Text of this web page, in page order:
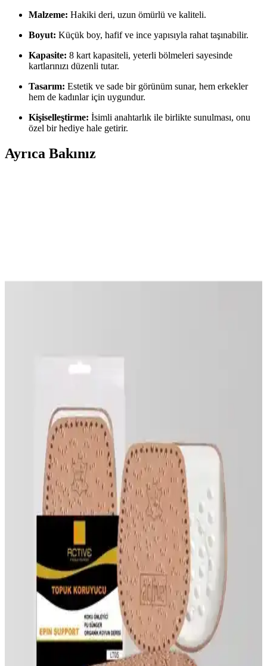
Malzeme: Hakiki deri, uzun ömürlü ve kaliteli.
Boyut: Küçük boy, hafif ve ince yapısıyla rahat taşınabilir.
Kapasite: 8 kart kapasiteli, yeterli bölmeleri sayesinde
kartlarınızı düzenli tutar.
Tasarım: Estetik ve sade bir görünüm sunar, hem erkekler
hem de kadınlar için uygundur.
Kişiselleştirme: İsimli anahtarlık ile birlikte sunulması, onu
özel bir hediye hale getirir.
Ayrıca Bakınız
Snake Çelik Bileklik Kıyaslaması
Vdude Hakiki Deri Belden Bağlamalı Strapon
Hakiki deri malzemeden üretilen, ayarlanabilir belden bağlamalı
strapon kemer ve 18 cm dildo ile güvenli ve konforlu kullanım
sağlar. Estetik ve fonksiyonel tasarımıyla öne çıkar.
Black Deer Q90 ve Foottab Deri Ayakkabı Tabanlığı
Karşılaştırması
Black Deer Q90 ve Foottab deri tabanlıkların malzeme, konfor ve
kullanıcı deneyimleri karşılaştırılarak, günlük kullanım ve ayak
sağlığı için en iyi seçeneği belirleyin.
Deri Bileklik Karşılaştırması: Klipsli ve Manyetik
Toka Tasarımların Özellikleri ve Kullanıcı
Yorumları
İki farklı deri bileklik modelinin malzeme, tasarım ve kullanıcı
deneyimleri karşılaştırıldı. Kalite, rahatlık ve dayanıklılık kriterleriyle
en uygun seçeneği belirleyin.
H&E Luxury Design 8'li Deri Çantalı Taşınabilir
Makyaj Fırçası Seti 12cm - Kompakt ve Çok Yönlü